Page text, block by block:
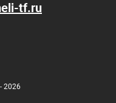
tf.ru
2026